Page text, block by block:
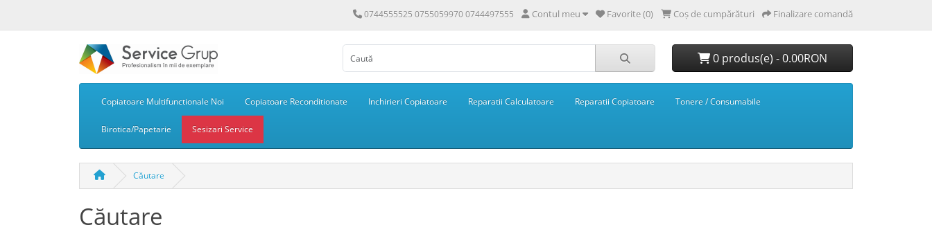
0744555525 0755059970 0744497555 Contul meu Favorite (0) Coș de cumpărături Finalizare comandă
0 produs(e) - 0.00RON
Copiatoare Multifunctionale Noi Copiatoare Reconditionate Inchirieri Copiatoare Reparatii Calculatoare Reparatii Copiatoare Tonere / Consumabile
Birotica/Papetarie Sesizari Service
Căutare
Căutare